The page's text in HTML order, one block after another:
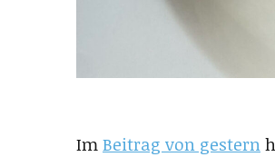
ImBeitrag von gestern